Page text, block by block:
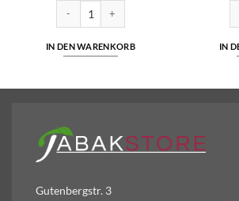
IN DEN WARENKORB IN
Gutenbergstr. 3